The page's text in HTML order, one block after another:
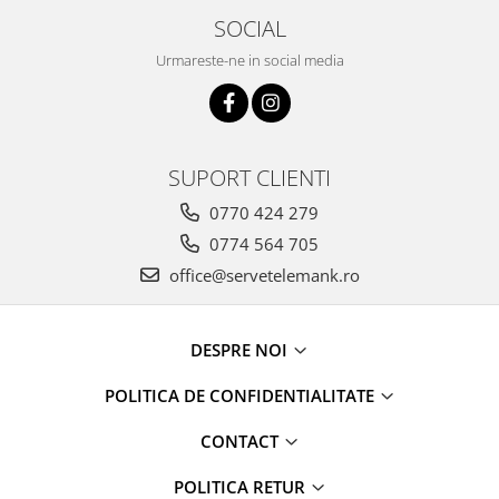
SOCIAL
Urmareste-ne in social media
SUPORT CLIENTI
0770 424 279
0774 564 705
office@servetelemank.ro
DESPRE NOI
POLITICA DE CONFIDENTIALITATE
CONTACT
POLITICA RETUR